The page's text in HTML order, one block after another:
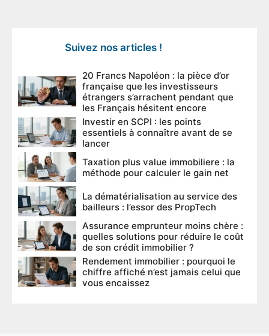
Suivez nos articles !
20 Francs Napoléon : la pièce d’or
française que les investisseurs
étrangers s’arrachent pendant que
les Français hésitent encore
Investir en SCPI : les points
essentiels à connaître avant de se
lancer
Taxation plus value immobiliere : la
méthode pour calculer le gain net
La dématérialisation au service des
bailleurs : l’essor des PropTech
Assurance emprunteur moins chère :
quelles solutions pour réduire le coût
de son crédit immobilier ?
Rendement immobilier : pourquoi le
chiffre affiché n’est jamais celui que
vous encaissez